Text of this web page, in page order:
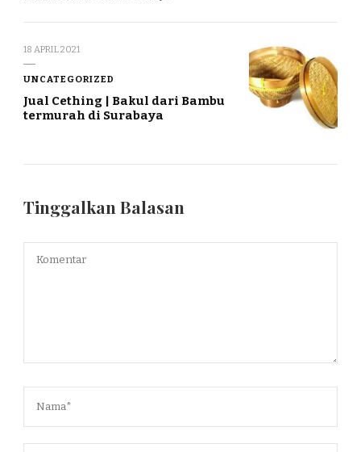
18 APRIL 2021
UNCATEGORIZED
Jual Cething | Bakul dari Bambu
termurah di Surabaya
Tinggalkan Balasan